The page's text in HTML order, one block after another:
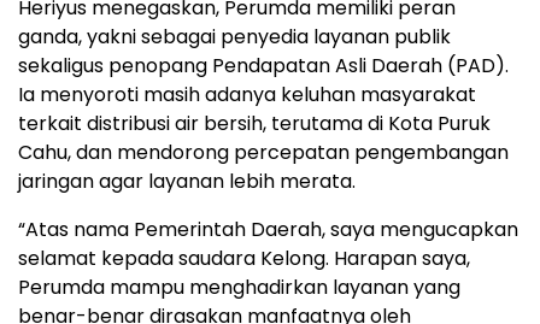
Heriyus menegaskan, Perumda memiliki peran
ganda, yakni sebagai penyedia layanan publik
sekaligus penopang Pendapatan Asli Daerah (PAD).
Ia menyoroti masih adanya keluhan masyarakat
terkait distribusi air bersih, terutama di Kota Puruk
Cahu, dan mendorong percepatan pengembangan
jaringan agar layanan lebih merata.
“Atas nama Pemerintah Daerah, saya mengucapkan
selamat kepada saudara Kelong. Harapan saya,
Perumda mampu menghadirkan layanan yang
benar-benar dirasakan manfaatnya oleh